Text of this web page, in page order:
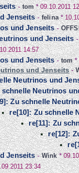
-tom*09.10.2011
Jenseits-felina*
und Jenseits-
und Jenseits
14:57
und Jenseits-tom*
und Jenseits-
Neutrinos und
schnelle Neutrinos
Zu schnelle
re[10]: Zu schnelle
re[11]: Zu
re[12]:
Jenseits-Wink*
23:34